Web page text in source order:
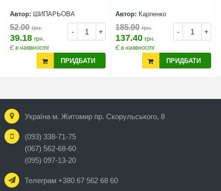
Автор: ШИПАРЬОВА
- +
52.00 грн.
39.18 грн.
Є в наявності
ПРИДБАТИ
Автор: Карпенко
- +
185.00 грн.
137.40 грн.
Є в наявності
ПРИДБАТИ
Україна м. Житомир пр. Скорульського, 8
(093) 338-71-75
(067) 562-68-60
(095) 097-13-20
Телеграм +380 67 562 68 60